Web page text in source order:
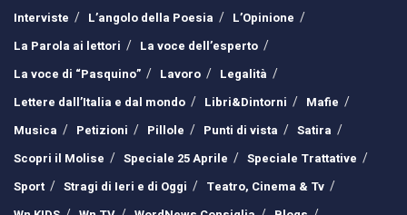
Interviste
L’angolo della Poesia
L’Opinione
La Parola ai lettori
La voce dell’esperto
La voce di “Pasquino”
Lavoro
Legalità
Lettere dall’Italia e dal mondo
Libri&Dintorni
Mafie
Musica
Petizioni Pillole Punti di vista
Satira
Scopri il Molise
Speciale 25 Aprile
Speciale Trattative
Sport
Stragi di Ieri e di Oggi
Teatro, Cinema & Tv